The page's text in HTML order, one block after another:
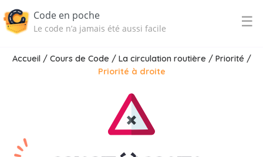
Code en poche
Le code n’a jamais été aussi facile ☰
Accueil/ Cours de Code / La circulation routière / Priorité /
Priorité à droite